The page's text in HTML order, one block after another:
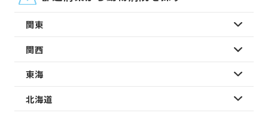
関東
関西
東海
北海道